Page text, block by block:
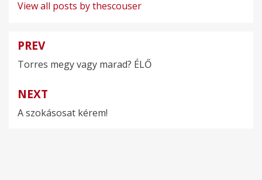
View all posts by thescouser
Bejegyzés
navigáció
PREV
Torres megy vagy marad? ÉLŐ
NEXT
A szokásosat kérem!